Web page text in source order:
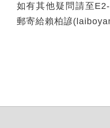
如有其他疑問請至
郵寄給賴柏諺